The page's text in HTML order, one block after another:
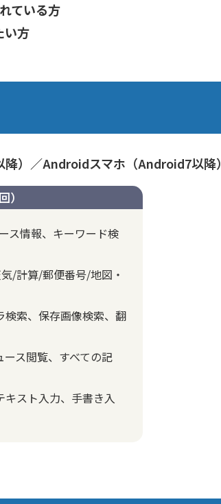
ている方
い方
）／Androidスマホ（Android7以降）
）
ス情報、キーワード検
/計算/郵便番号/地図・
索、保存画像検索、翻
ス閲覧、すべての記
スト入力、手書き入